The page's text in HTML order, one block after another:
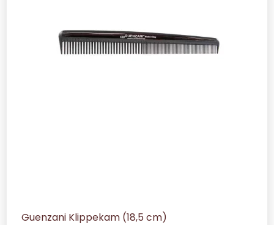
Guenzani Klippekam (18,5 cm)